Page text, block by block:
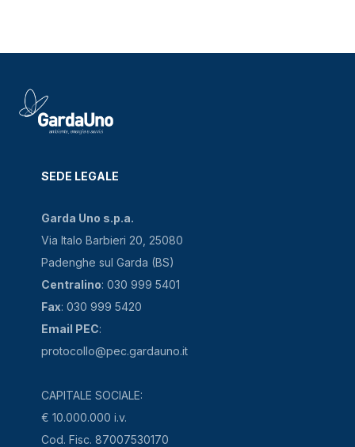
SEDE LEGALE
Garda Uno s.p.a.
Via Italo Barbieri 20, 25080
Padenghe sul Garda (BS)
Centralino: 030 999 5401
Fax: 030 999 5420
Email PEC:
protocollo@pec.gardauno.it
CAPITALE SOCIALE:
€ 10.000.000 i.v.
Cod. Fisc. 87007530170